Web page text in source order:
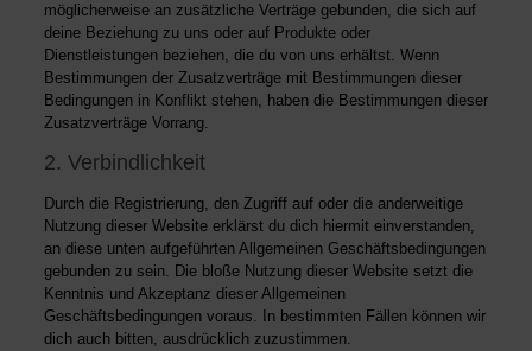
möglicherweise an zusätzliche Verträge gebunden, die sich auf
deine Beziehung zu uns oder auf Produkte oder
Dienstleistungen beziehen, die du von uns erhältst. Wenn
Bestimmungen der Zusatzverträge mit Bestimmungen dieser
Bedingungen in Konflikt stehen, haben die Bestimmungen dieser
Zusatzverträge Vorrang.
2. Verbindlichkeit
Durch die Registrierung, den Zugriff auf oder die anderweitige
Nutzung dieser Website erklärst du dich hiermit einverstanden,
an diese unten aufgeführten Allgemeinen Geschäftsbedingungen
gebunden zu sein. Die bloße Nutzung dieser Website setzt die
Kenntnis und Akzeptanz dieser Allgemeinen
Geschäftsbedingungen voraus. In bestimmten Fällen können wir
dich auch bitten, ausdrücklich zuzustimmen.